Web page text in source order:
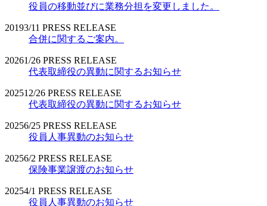
役員の移動並びに業務分担を変更しました。
20193/11 PRESS RELEASE
合併に関するご案内。
20261/26 PRESS RELEASE
代表取締役の異動に関するお知らせ
202512/26 PRESS RELEASE
代表取締役の異動に関するお知らせ
20256/25 PRESS RELEASE
役員人事異動のお知らせ
20256/2 PRESS RELEASE
保険事業譲渡のお知らせ
20254/1 PRESS RELEASE
役員人事異動のお知らせ